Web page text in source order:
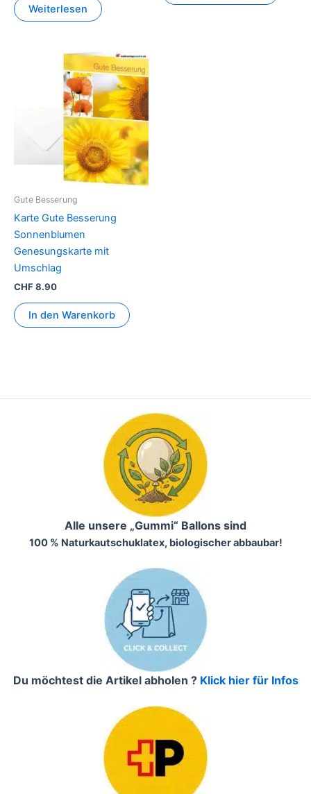
Weiterlesen
Gute Besserung
Karte Gute Besserung
Sonnenblumen
Genesungskarte mit
Umschlag
CHF8.90
In den Warenkorb
Alle unsere „Gummi“ Ballons sind
100 % Naturkautschuklatex, biologischer abbaubar!
Du möchtest die Artikel abholen ? Klick hier für Infos